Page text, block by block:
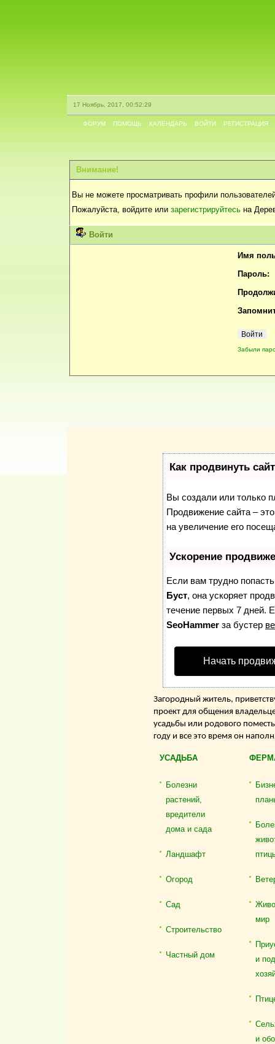
17 Ноябрь, 2017, 00:52:29
ФОРУМ ПОМОЩЬ КАЛЕНДАРЬ ВОЙТИ РЕГИСТРАЦИЯ
Внимание!
Вы не можете просматривать профили
Пожалуйста, войдите или зарегистрируйтесь на
Войти
Имя
Пароль:
Забыли
Как продвинуть
Вы создали или только
Продвижение сайта –
на увеличение его
Ускорение
Если вам трудно
Буст, она ускоряет
течение первых 7 дней.
SeoHammer за бустер
Начать
Загородный житель,
проект для общения
усадьбы или родового
году и все это время он
УСАДЬБА
Болезни
растений,
вредители
дома и сада
Ландшафт
Огород
Сад
Строительство
Частный дом
мир
и
и